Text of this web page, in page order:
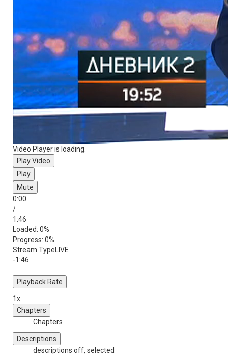
Video Player is loading.
Play Video
Play
Mute
0:00
/
1:46
Loaded: 0%
Progress: 0%
Stream Type LIVE
-1:46
Playback Rate
1x
Chapters
Chapters
Descriptions
descriptions off, selected
- Vjetar jak je oborio stablo na kolovoz, nije se mogao odvijati
saobraćaj pa smo dobili info da treba ukloniti stablo kako bi se
nesmetano odvijao saobraćaj - rekao je Ognjen Anđić, komandir
odjeljenja Vatrogasne jedinice Prijedor.
Od Novog Grada do Gradiške u poslijepodnevnim časovima
nevrijeme sa olujnim vjetrom i pljuskovima pratio je grad. Na
tom području ispaljeno je više od
50 protivgradnih raketa